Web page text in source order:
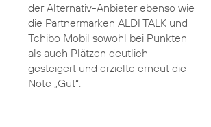
der Alternativ-Anbieter ebenso wie
die Partnermarken ALDI TALK und
Tchibo Mobil sowohl bei Punkten
als auch Plätzen deutlich
gesteigert und erzielte erneut die
Note „Gut“.